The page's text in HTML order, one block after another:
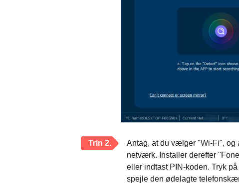
Trin 2.
Antag, at du vælger "Wi-Fi", og
netværk. Installer derefter
eller indtast PIN-koden. Tryk
spejle den ødelagte